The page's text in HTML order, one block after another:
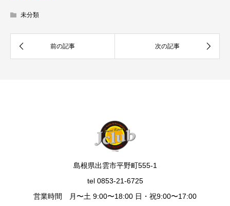
未分類
島根県出雲市平野町555-1
tel 0853-21-6725
営業時間 月〜土 9:00〜18:00 日・祝9:00〜17:00